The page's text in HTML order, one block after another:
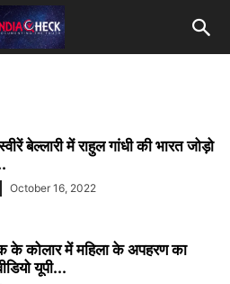
बेल्लारी में राहुल गांधी की भारत जोड़ो
October 16, 2022
के कोलार में महिला के अपहरण का
यूपी...